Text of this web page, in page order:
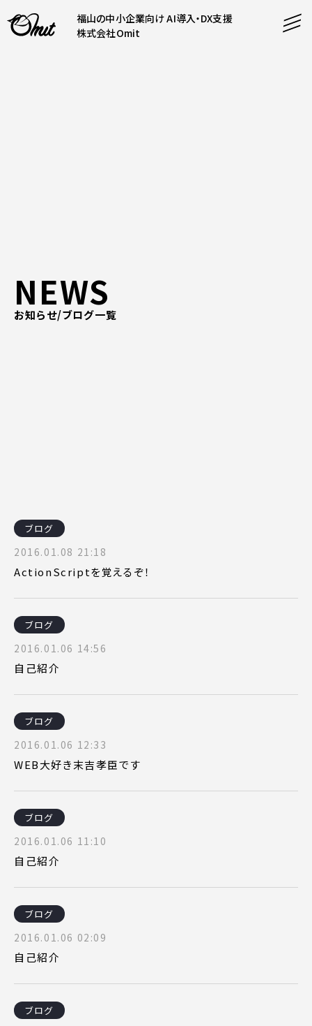
福山の中小企業向け AI導入・DX支援
株式会社Omit
採用情報
お知らせ
PRODUCTS
運営サービス
NEWS
お知らせ/ブログ一覧
ブログ
2016.01.08 21:18
ActionScriptを覚えるぞ！
ブログ
2016.01.06 14:56
自己紹介
ブログ
2016.01.06 12:33
WEB大好き末吉孝臣です
ブログ
2016.01.06 11:10
自己紹介
ブログ
2016.01.06 02:09
自己紹介
ブログ